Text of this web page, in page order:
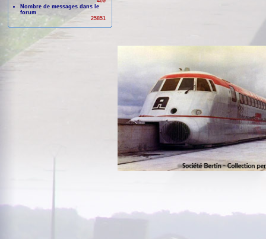
Nombre de messages dans le
forum
25851